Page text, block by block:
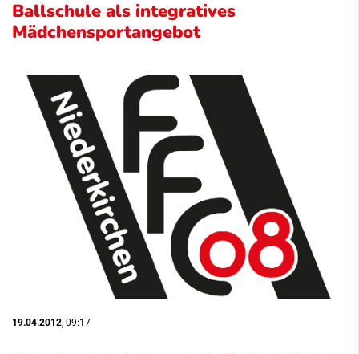
Ballschule als integratives
Mädchensportangebot
19.04.2012 , 09:17